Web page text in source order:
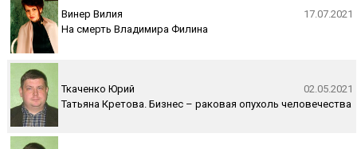
Винер Вилия
17.07.2021
На смерть Владимира Филина
Ткаченко Юрий
02.05.2021
Татьяна Кретова. Бизнес – раковая опухоль человечества